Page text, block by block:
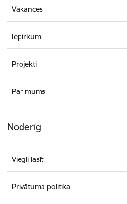
Vakances
Iepirkumi
Projekti
Par mums
Noderīgi
Viegli lasīt
Privātuma politika